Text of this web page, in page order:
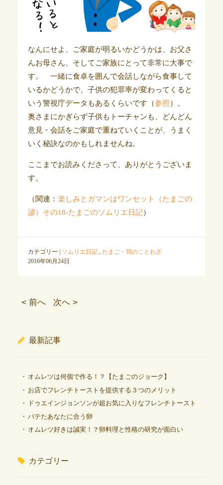
なんにせよ、ご家庭が明るいかどうかは、お父さ
んお母さん、そしてご家族にとって非常に大事で
す。 一緒に食卓を囲んで会話しながら食事して
いるかどうかで、子供の犯罪率が変わってくると
いう警視庁データもあるくらいです（参照）。
奥さまにかぎらず子供もトーチャンも、どんどん
意見・会話をご家庭で重ねていくことが、うまく
いく秘訣なのかもしれませんね。
ここまでお読みくださって、ありがとうございま
す。
（関連： 楽しみとガマンはワンセット（たまごの
諺）その18-たまごのソムリエ日記）
カテゴリー | ソムリエ日記, たまご・鶏のことわざ
2016年06月24日
< 前へ 次へ >
最新記事
オムレツは何個で作る！？【たまごのジョーク】
お店でフレンチトーストを提供する３つのメリット
ドゥエインジョンソンが超お気に入りなフレンチトースト
バテたあなたに合う卵
オムレツ好きは誠実！？卵料理と性格の研究が面白い
カテゴリー